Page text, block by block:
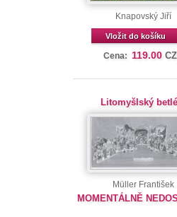
Knapovský Jiří
Vložit do košíku
Cena: 119.00
Litomyšlský
Müller František
MOMENTÁLNĚ